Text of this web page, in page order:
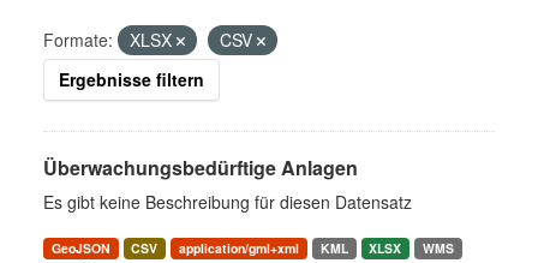
Formate: XLSX
CSV
Ergebnisse filtern
Überwachungsbedürftige Anlagen
Es gibt keine Beschreibung für diesen Datensatz
GeoJSON CSV application/gml+xml KML XLSX
WMS